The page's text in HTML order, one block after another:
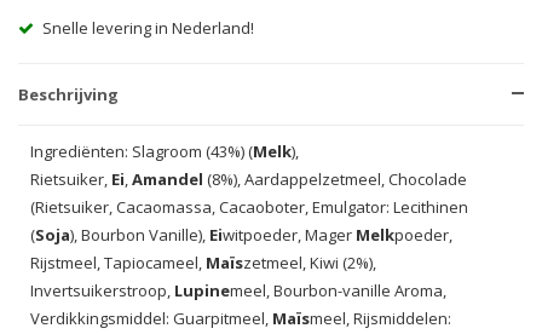
Beschrijving
Ingrediënten: Slagroom (43%) (Melk),
Rietsuiker, Ei,Amandel (8%), Aardappelzetmeel, Chocolade
(Rietsuiker, Cacaomassa, Cacaoboter, Emulgator: Lecithinen
(Soja), Bourbon Vanille), Eiwitpoeder, Mager Melkpoeder,
Rijstmeel, Tapiocameel, Maïszetmeel, Kiwi (2%),
Invertsuikerstroop, Lupinemeel, Bourbon-vanille Aroma,
Verdikkingsmiddel: Guarpitmeel, Maïsmeel, Rijsmiddelen: